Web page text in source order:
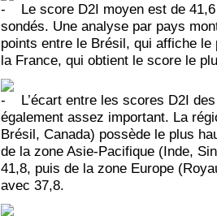
Le score D2I moyen est de
sondés. Une analyse par pays
points entre le Brésil, qui affiche
la France, qui obtient le score le
L’écart entre les scores D2I
également assez important. La
Brésil, Canada) possède le plus
de la zone Asie-Pacifique (Inde,
41,8, puis de la zone Europe
avec 37,8.